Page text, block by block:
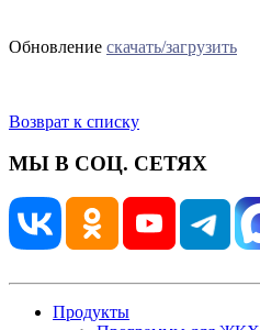
Обновление скачать/загрузить
Возврат к списку
МЫ В СОЦ. СЕТЯХ
Продукты